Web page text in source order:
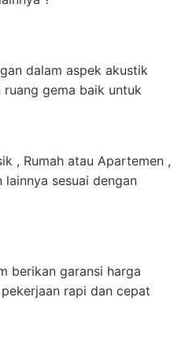
dalam aspek akustik
gema baik untuk
, Rumah atau Apartemen ,
sesuai dengan
berikan garansi harga
rapi dan cepat